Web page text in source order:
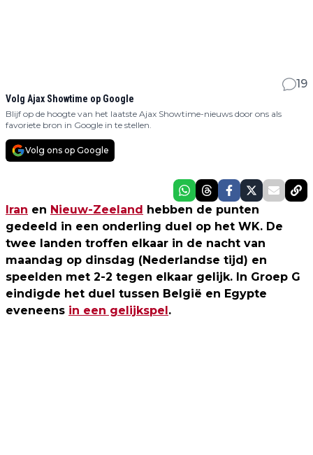
19
Volg Ajax Showtime op Google
Blijf op de hoogte van het laatste Ajax Showtime-nieuws door ons als
favoriete bron in Google in te stellen.
Volg ons op Google
Iran en Nieuw-Zeeland hebben de punten
gedeeld in een onderling duel op het WK. De
twee landen troffen elkaar in de nacht van
maandag op dinsdag (Nederlandse tijd) en
speelden met 2-2 tegen elkaar gelijk. In Groep G
eindigde het duel tussen België en Egypte
eveneens in een gelijkspel.